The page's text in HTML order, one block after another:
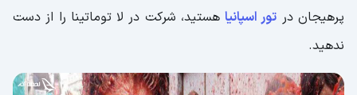
پرهیجان در تور اسپانیاهستید، شرکت در لا توماتینا را از دست
ندهید.